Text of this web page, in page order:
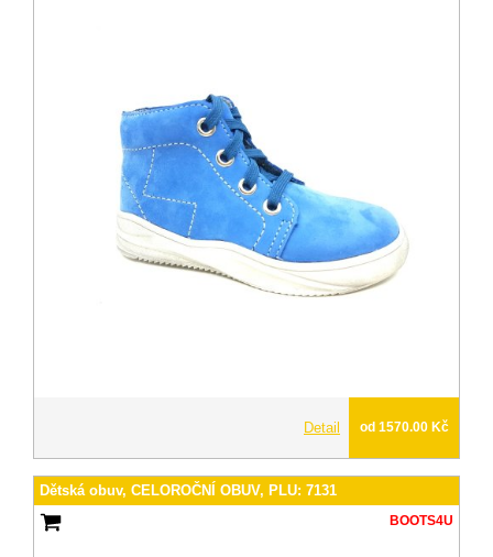
Detail od 1570.00 Kč
Dětská obuv, CELOROČNÍ OBUV, PLU: 7131
BOOTS4U